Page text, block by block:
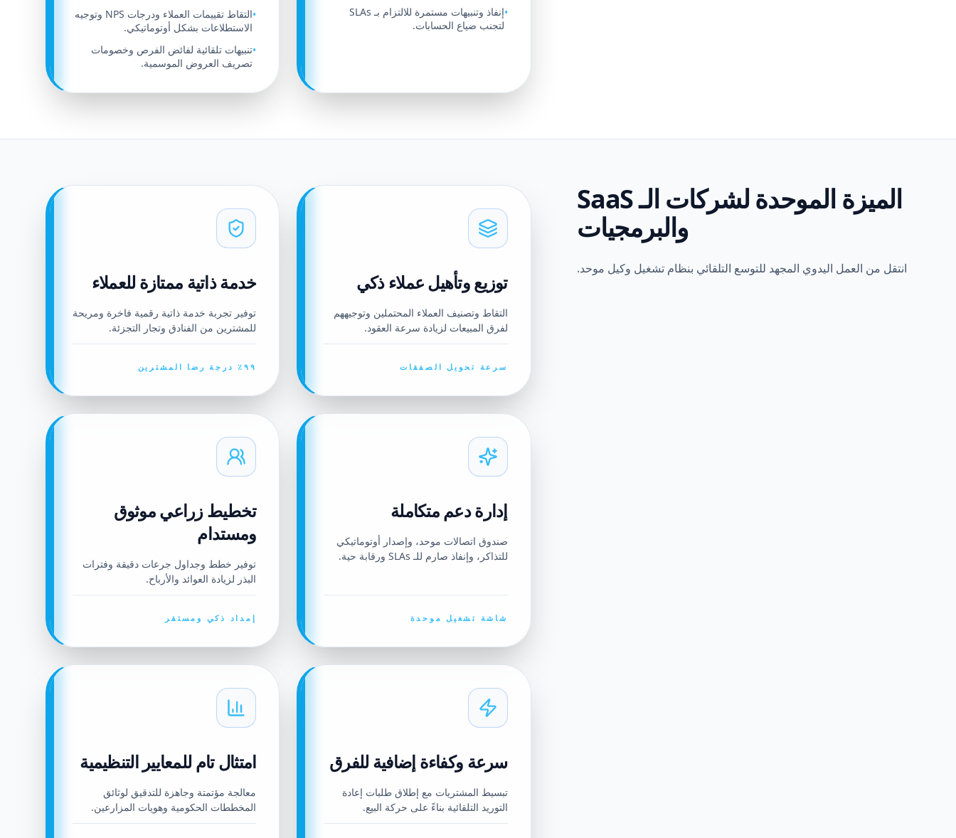
•
إنفاذ وتنبيهات مستمرة للالتزام بـ SLAs
لتجنب ضياع الحسابات.
•
التقاط تقييمات العملاء ودرجات NPS وتوجيه
الاستطلاعات بشكل أوتوماتيكي.
•تنبيهات تلقائية لفائض الفرص وخصومات
تصريف العروض الموسمية.
الميزة الموحدة لشركات الـ SaaS
والبرمجيات
انتقل من العمل اليدوي المجهد للتوسع التلقائي بنظام تشغيل وكيل موحد.
توزيع وتأهيل عملاء ذكي
التقاط وتصنيف العملاء المحتملين وتوجيههم
لفرق المبيعات لزيادة سرعة العقود.
سرعة تحويل الصفقات
خدمة ذاتية ممتازة للعملاء
توفير تجربة خدمة ذاتية رقمية فاخرة ومريحة
للمشترين من الفنادق وتجار التجزئة.
٩٩٪ درجة رضا المشترين
إدارة دعم متكاملة
صندوق اتصالات موحد، وإصدار أوتوماتيكي
للتذاكر، وإنفاذ صارم للـ SLAs ورقابة حية.
شاشة تشغيل موحدة
تخطيط زراعي موثوق
ومستدام
توفير خطط وجداول جرعات دقيقة وفترات
البذر لزيادة العوائد والأرباح.
إمداد ذكي ومستقر
سرعة وكفاءة إضافية للفرق
تبسيط المشتريات مع إطلاق طلبات إعادة
التوريد التلقائية بناءً على حركة البيع.
امتثال تام للمعايير التنظيمية
معالجة مؤتمتة وجاهزة للتدقيق لوثائق
المخططات الحكومية وهويات المزارعين.